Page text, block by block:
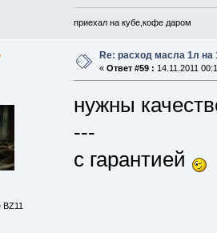
приехал на кубе,кофе даром
Re: расход масла 1л на
« Ответ #59 : 14.11.2011
нужны
---
с гарантией